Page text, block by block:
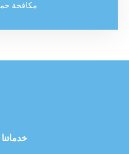
مكافحة
خدماتنا